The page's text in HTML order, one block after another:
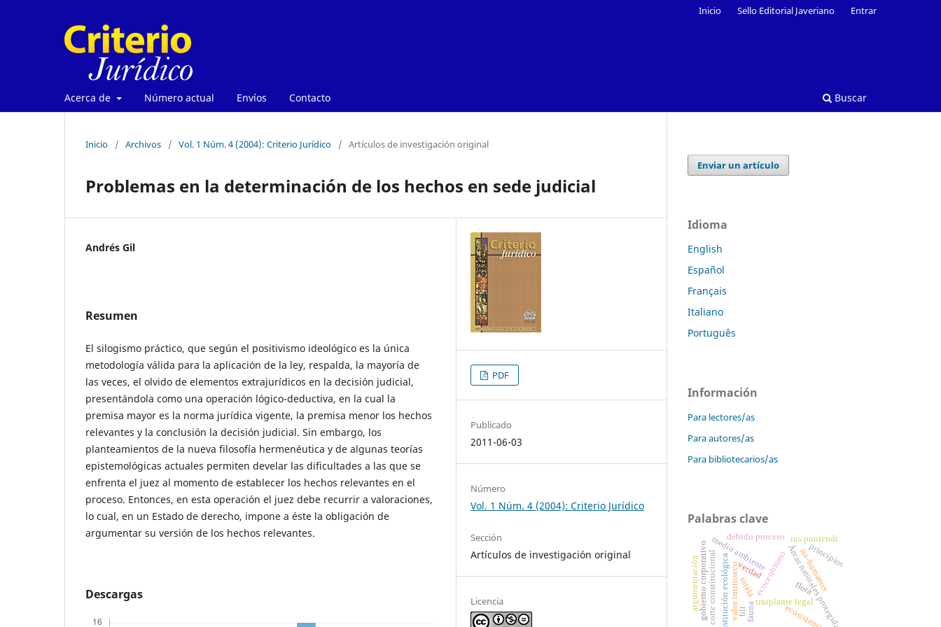
Acerca de Número actual Envíos Contacto Buscar
Inicio Sello Editorial Javeriano Entrar
Inicio / Archivos / Vol. 1 Núm. 4 (2004): Criterio Jurídico / Artículos de investigación original
Problemas en la determinación de los hechos en sede judicial
Andrés Gil
Resumen
El silogismo práctico, que según el positivismo ideológico es la única
metodología válida para la aplicación de la ley, respalda, la mayoría de
las veces, el olvido de elementos extrajurídicos en la decisión judicial,
presentándola como una operación lógico-deductiva, en la cual la
premisa mayor es la norma jurídica vigente, la premisa menor los hechos
relevantes y la conclusión la decisión judicial. Sin embargo, los
planteamientos de la nueva filosofía hermenéutica y de algunas teorías
epistemológicas actuales permiten develar las dificultades a las que se
enfrenta el juez al momento de establecer los hechos relevantes en el
proceso. Entonces, en esta operación el juez debe recurrir a valoraciones,
lo cual, en un Estado de derecho, impone a éste la obligación de
argumentar su versión de los hechos relevantes.
Descargas
PDF
Publicado
2011-06-03
Número
Vol. 1 Núm. 4 (2004): Criterio Jurídico
Sección
Artículos de investigación original
Licencia
Enviar un artículo
Idioma
English
Español
Français
Italiano
Português
Información
Para lectores/as
Para autores/as
Para bibliotecarios/as
Palabras clave
trasplante legalÁreas naturales protegidas
ecocentrismo flora
fauna
medio ambiente
ecosistemas
ius puniendi
constitución ecológica no-humanos
valor intrínseco
debido proceso
corte constitucional bit
tutela
gobierno corporativo principios
argumentación verdad